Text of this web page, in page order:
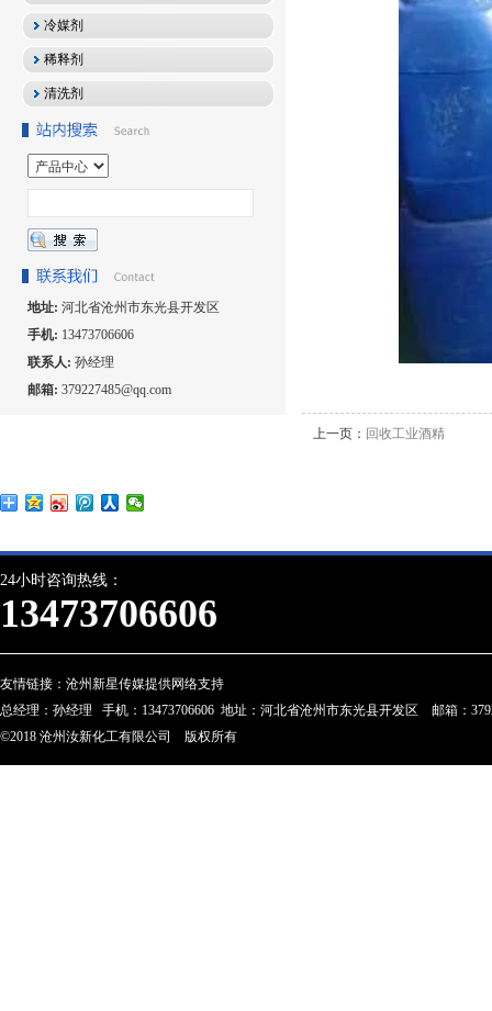
冷媒剂
稀释剂
清洗剂
地址: 河北省沧州市东光县开发区
手机: 13473706606
联系人: 孙经理
邮箱: 379227485@qq.com
上一页： 回收工业酒精
24小时咨询热线：
13473706606
友情链接： 沧州新星传媒提供网络支持
总经理：孙经理 手机：13473706606 地址：河北省沧州市东光县开发区 邮箱：
©2018 沧州汝新化工有限公司 版权所有